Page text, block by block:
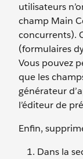
utilisateurs
champ Main
concurrents).
(formulaires
Vous pouvez
que les
générateur
l’éditeur de
Enfin,
Dans la